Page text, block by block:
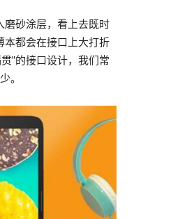
磨砂涂层，看上去既时
本都会在接口上大打折
”的接口设计，我们常
。